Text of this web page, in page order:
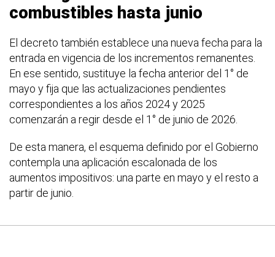
combustibles hasta junio
El decreto también establece una nueva fecha para la
entrada en vigencia de los incrementos remanentes.
En ese sentido, sustituye la fecha anterior del 1° de
mayo y fija que las actualizaciones pendientes
correspondientes a los años 2024 y 2025
comenzarán a regir desde el 1° de junio de 2026.
De esta manera, el esquema definido por el Gobierno
contempla una aplicación escalonada de los
aumentos impositivos: una parte en mayo y el resto a
partir de junio.